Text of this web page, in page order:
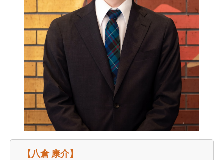
【 八倉 康介】